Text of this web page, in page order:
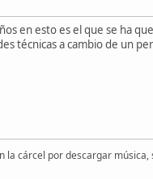
en esto es el que se ha
técnicas a cambio de un
la cárcel por descargar